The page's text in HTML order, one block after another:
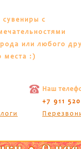
сувениры с
или любого
места :)
Наш
+7 911